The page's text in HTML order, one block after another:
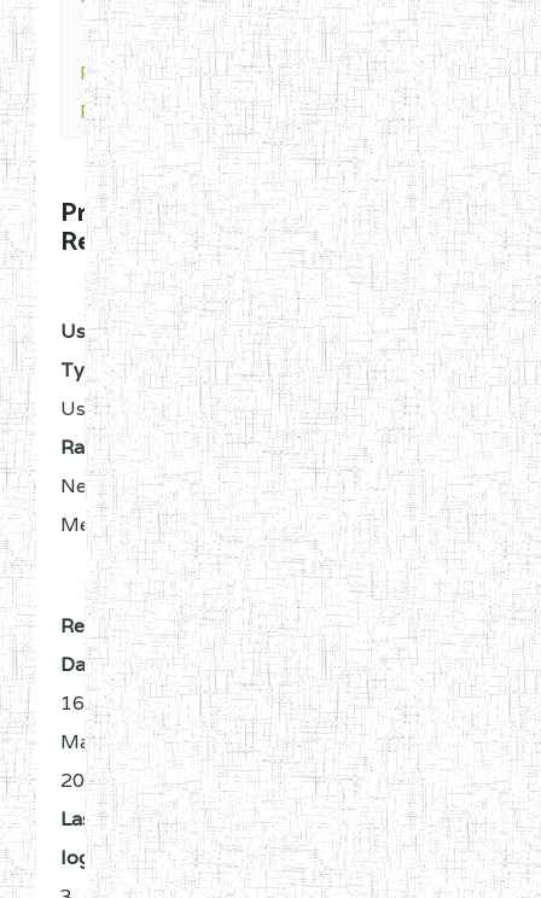
Profile for
RegenCBD
Profile for
RegenCBD
OFFLINE
User
Type:
User
Rank:
New
Member
Register
Date:
16
Mai
2023
Last
login: